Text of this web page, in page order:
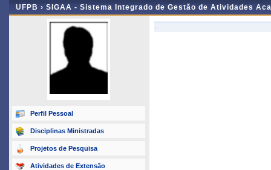
UFPB › SIGAA - Sistema Integrado de Gestão de Atividades
Perfil Pessoal
Disciplinas Ministradas
Projetos de Pesquisa
Atividades de Extensão
-